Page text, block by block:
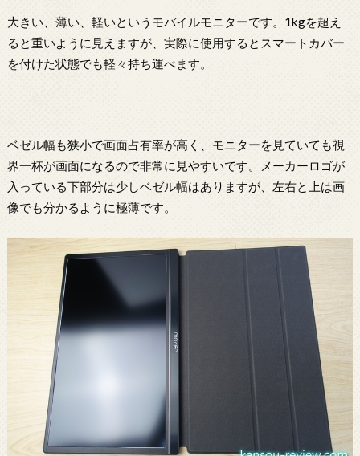
大きい、薄い、軽いというモバイルモニターです。1kgを超え
ると重いように見えますが、実際に使用するとスマートカバー
を付けた状態でも軽々持ち運べます。
ベゼル幅も狭小で画面占有率が高く、モニターを見ていても視
界一杯が画面になるので非常に見やすいです。メーカーロゴが
入っている下部分は少しベゼル幅はありますが、左右と上は画
像でも分かるように極薄です。